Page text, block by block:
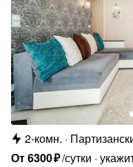
2-комн.
От6300₽/сутки